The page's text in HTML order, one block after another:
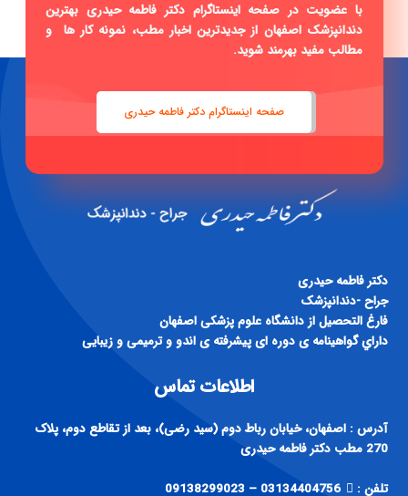
با عضویت در صفحه اینستاگرام دکتر فاطمه حیدری بهترین
دندانپزشک اصفهان از جدیدترین اخبار مطب، نمونه کار ها و
مطالب مفید بهرمند شوید.
صفحه اینستاگرام دکتر فاطمه حیدری
دكتر فاطمه حيدری
جراح -دندانپزشک
فارغ التحصيل از دانشگاه علوم پزشكی اصفهان
داراي گواهينامه ی دوره ای پيشرفته ی اندو و ترميمی و زيبايی
اطلاعات تماس
آدرس : اصفهان، خیابان رباط دوم (سید رضی)، بعد از تقاطع دوم، پلاک
270 مطب دکتر فاطمه حیدری
تلفن : 03134404756 – 09138299023